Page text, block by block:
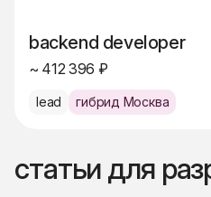
backend developer
~ 412 396 ₽
lead гибрид Москва
статьи для